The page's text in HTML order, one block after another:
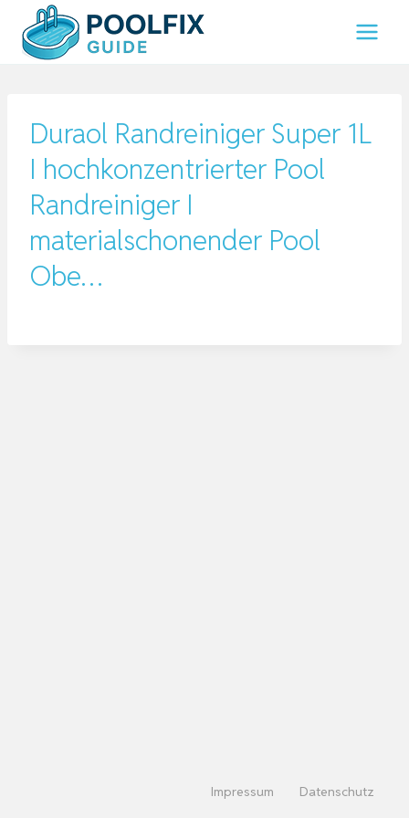
Inhalt
springen
Duraol Randreiniger Super 1L
I hochkonzentrierter Pool
Randreiniger I
materialschonender Pool
Obe…
Impressum Datenschutz